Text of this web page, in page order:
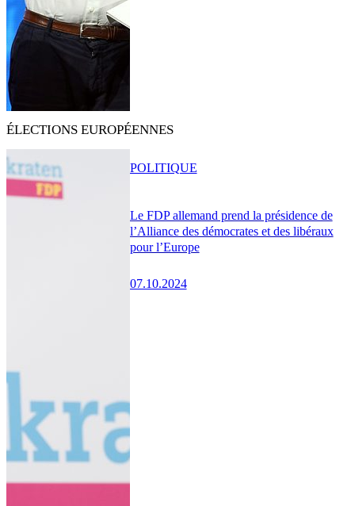
ÉLECTIONS EUROPÉENNES
Le FDP allemand prend la présidence de
l’Alliance des démocrates et des libéraux
pour l’Europe
07.10.2024
POLITIQUE